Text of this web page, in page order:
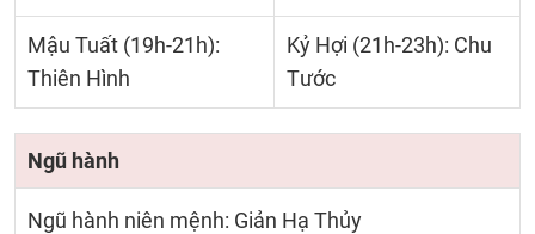
Mậu Tuất (19h-21h):
Thiên Hình
Kỷ Hợi (21h-23h): Chu
Tước
Ngũ hành
Ngũ hành niên mệnh: Giản Hạ Thủy